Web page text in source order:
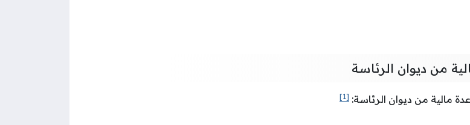
من ديوان الرئاسة
مالية من ديوان الرئاسة: [1]